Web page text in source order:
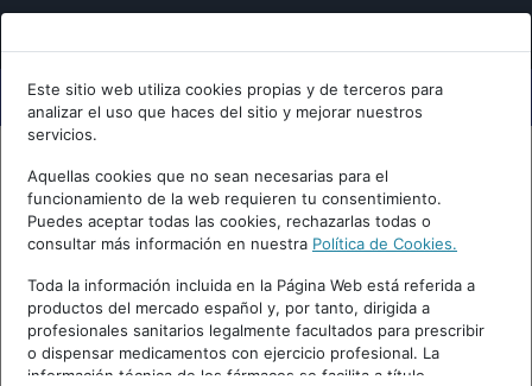
Este sitio web utiliza cookies propias y de terceros para
analizar el uso que haces del sitio y mejorar nuestros
servicios.
Aquellas cookies que no sean necesarias para el
funcionamiento de la web requieren tu consentimiento.
Puedes aceptar todas las cookies, rechazarlas todas o
consultar más información en nuestra Política de Cookies.
Toda la información incluida en la Página Web está referida a
productos del mercado español y, por tanto, dirigida a
profesionales sanitarios legalmente facultados para prescribir
o dispensar medicamentos con ejercicio profesional. La
información técnica de los fármacos se facilita a título